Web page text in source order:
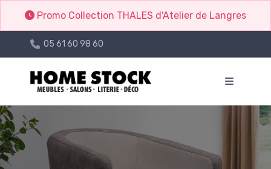
Promo Collection THALES d'Atelier de Langres
05 61 60 98 60